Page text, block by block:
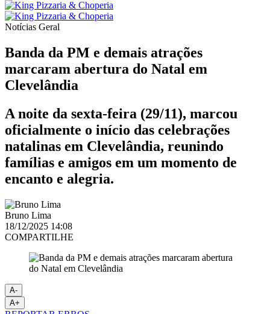
Notícias Geral
Banda da PM e demais atrações
marcaram abertura do Natal em
Clevelândia
A noite da sexta-feira (29/11), marcou
oficialmente o início das celebrações
natalinas em Clevelândia, reunindo
famílias e amigos em um momento de
encanto e alegria.
Bruno Lima
18/12/2025 14:08
COMPARTILHE
A-
A+